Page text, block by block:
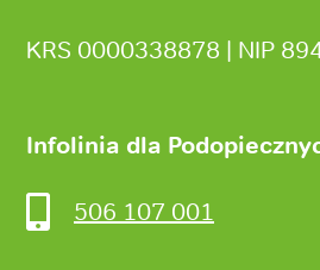
KRS 0000338878 | NIP
Infolinia dla
506 107 001